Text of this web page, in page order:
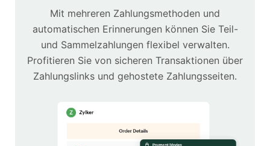
Mit mehreren Zahlungsmethoden und
automatischen Erinnerungen können Sie Teil-
und Sammelzahlungen flexibel verwalten.
Profitieren Sie von sicheren Transaktionen über
Zahlungslinks und gehostete Zahlungsseiten.